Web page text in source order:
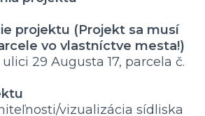
projektu (Projekt sa musí
vo vlastníctve mesta!)
29 Augusta 17, parcela č.
vizualizácia sídliska